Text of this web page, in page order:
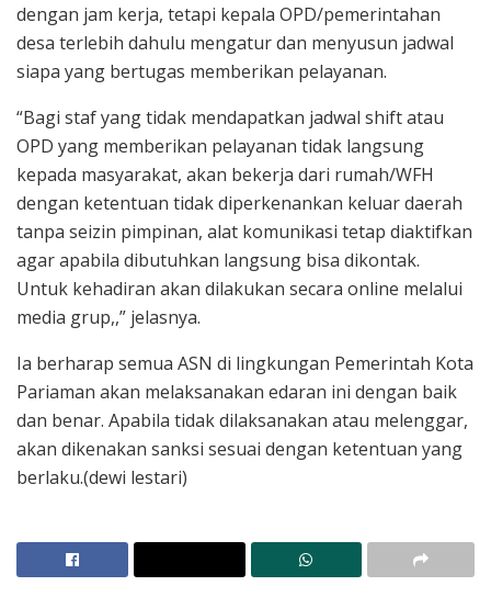
dengan jam kerja, tetapi kepala OPD/pemerintahan
desa terlebih dahulu mengatur dan menyusun jadwal
siapa yang bertugas memberikan pelayanan.
“Bagi staf yang tidak mendapatkan jadwal shift atau
OPD yang memberikan pelayanan tidak langsung
kepada masyarakat, akan bekerja dari rumah/WFH
dengan ketentuan tidak diperkenankan keluar daerah
tanpa seizin pimpinan, alat komunikasi tetap diaktifkan
agar apabila dibutuhkan langsung bisa dikontak.
Untuk kehadiran akan dilakukan secara online melalui
media grup,,” jelasnya.
Ia berharap semua ASN di lingkungan Pemerintah Kota
Pariaman akan melaksanakan edaran ini dengan baik
dan benar. Apabila tidak dilaksanakan atau melenggar,
akan dikenakan sanksi sesuai dengan ketentuan yang
berlaku.(dewi lestari)